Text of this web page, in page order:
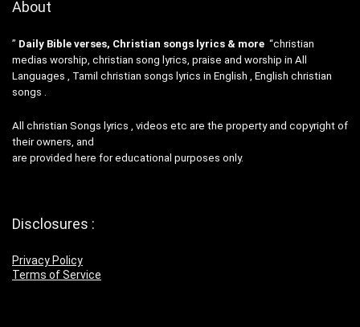
About
” Daily Bible verses, Christian songs lyrics & more “christian
medias worship, christian song lyrics, praise and worship in All
Languages , Tamil christian songs lyrics in English , English christian
songs .
All christian Songs lyrics , videos etc are the property and copyright of
their owners, and
are provided here for educational purposes only.
Disclosures :
Privacy Policy
Terms of Service